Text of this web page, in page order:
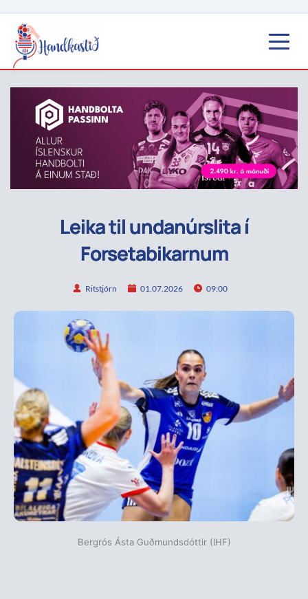
Leika til undanúrslita í
Forsetabikarnum
Ritstjórn 01.07.2026 09:00
Bergrós Ásta Guðmundsdóttir (IHF)